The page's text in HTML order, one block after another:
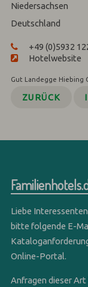
Niedersachsen
Deutschland
+49 (0)5932
Hotelwebsite
Gut Landegge Hiebing
ZURÜCK
Liebe
bitte folgende E-
Online-Portal.
Anfragen dieser